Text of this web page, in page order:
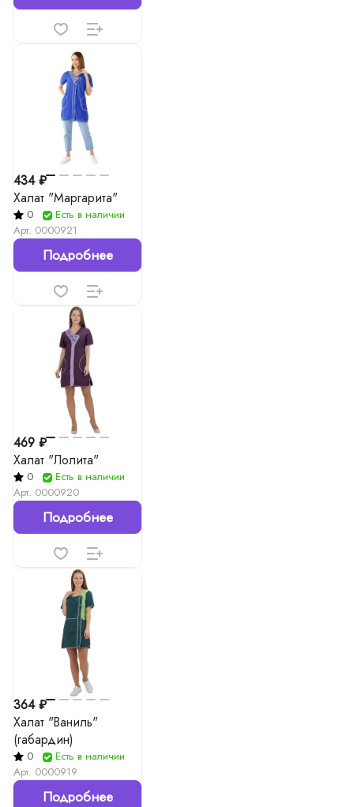
434 ₽
Халат "Маргарита"
0
Есть в наличии
Арт. 0000921
Подробнее
469 ₽
Халат "Лолита"
0
Есть в наличии
Арт. 0000920
Подробнее
364 ₽
Халат "Ваниль"
(габардин)
0
Есть в наличии
Арт. 0000919
Подробнее